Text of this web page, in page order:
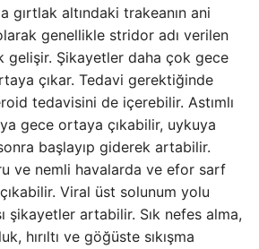
gırtlak altındaki trakeanın ani
genellikle stridor adı verilen
gelişir. Şikayetler daha çok gece
çıkar. Tedavi gerektiğinde
tedavisini de içerebilir. Astımlı
gece ortaya çıkabilir, uykuya
başlayıp giderek artabilir.
ve nemli havalarda ve efor sarf
Viral üst solunum yolu
şikayetler artabilir. Sık nefes alma,
hırıltı ve göğüste sıkışma